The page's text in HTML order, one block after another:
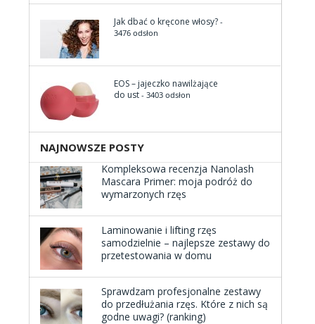
Jak dbać o kręcone włosy? -
3476 odsłon
EOS – jajeczko nawilżające
do ust - 3403 odsłon
NAJNOWSZE POSTY
Kompleksowa recenzja Nanolash
Mascara Primer: moja podróż do
wymarzonych rzęs
Laminowanie i lifting rzęs
samodzielnie – najlepsze zestawy do
przetestowania w domu
Sprawdzam profesjonalne zestawy
do przedłużania rzęs. Które z nich są
godne uwagi? (ranking)